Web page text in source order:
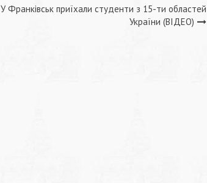
У Франківськ приїхали студенти з 15-ти областей
України (ВІДЕО)